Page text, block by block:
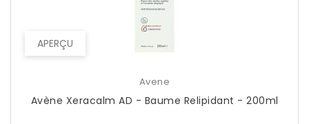
APERÇU
Avene
Avène Xeracalm AD - Baume Relipidant - 200ml